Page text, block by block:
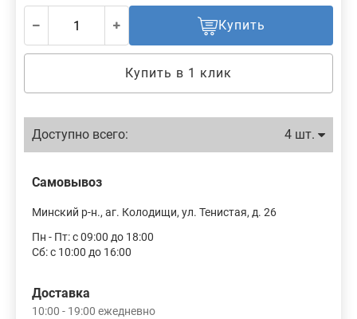
Купить
Купить в 1 клик
Доступно всего: 4 шт.
Самовывоз
Минский р-н., аг. Колодищи, ул. Тенистая, д. 26
Пн - Пт: с 09:00 до 18:00
Сб: с 10:00 до 16:00
Доставка
10:00 - 19:00 ежедневно